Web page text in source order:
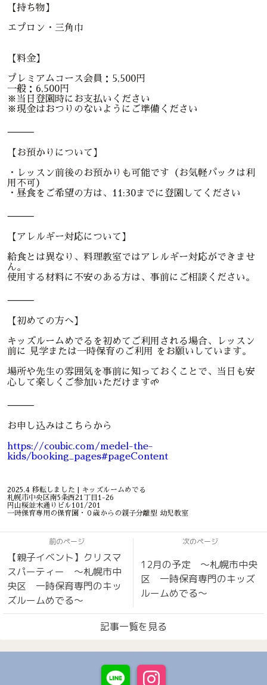
【持ち物】
エプロン・三角巾
【料金】
プレミアムコース会員：5,500円
一般：6,500円
※当日登園時にお支払いください
※現金はおつりのないようにご準備ください
⸻
【お預かりについて】
・レッスン前後のお預かりも可能です（お気軽パックは利
用不可）
・昼食をご希望の方は、11:30までに登園してください
⸻
【アレルギー対応について】
給食とは異なり、料理教室ではアレルギー対応ができませ
ん。
使用する材料に不安のある方は、事前にご相談ください。
⸻
【初めての方へ】
キッズルームめでるを初めてご利用される場合、レッスン
前に 見学または一時保育のご利用 をお願いしています。
場所や先生の雰囲気を事前に知っておくことで、当日も安
心して楽しくご参加いただけます🌱
⸻
お申し込みはこちらから
https://coubic.com/medel-the-
kids/booking_pages#pageContent
2025.4 移転しました | キッズルームめでる
札幌市中央区南5条西21丁目1-26
円山桜並木通りビル101/201
一時保育専用の保育園・０歳からの親子分離型 幼児教室
前のページ
【親子イベント】クリスマ
スパーティー 〜札幌市中
央区 一時保育専門のキッ
ズルームめでる〜
次のページ
12月の予定 〜札幌市中央
区 一時保育専門のキッズ
ルームめでる〜
記事一覧を見る